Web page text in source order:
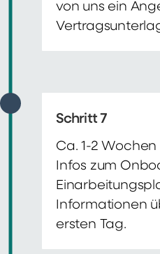
von uns ein
Schritt 7
Ca. 1-2
Infos zum
Informationen
ersten Tag.